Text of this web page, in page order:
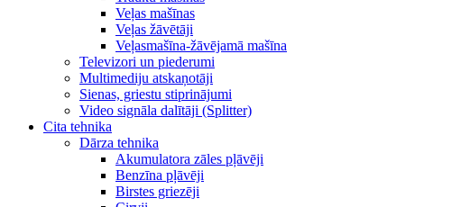
Veļas mašīnas
Veļas žāvētāji
Veļasmašīna-žāvējamā mašīna
Televizori un piederumi
Multimediju atskaņotāji
Sienas, griestu stiprinājumi
Video signāla dalītāji (Splitter)
Cita tehnika
Dārza tehnika
Akumulatora zāles pļāvēji
Benzīna pļāvēji
Birstes griezēji